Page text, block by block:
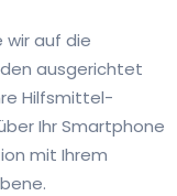
wir auf die
ausgerichtet
Hilfsmittel-
Ihr Smartphone
mit Ihrem